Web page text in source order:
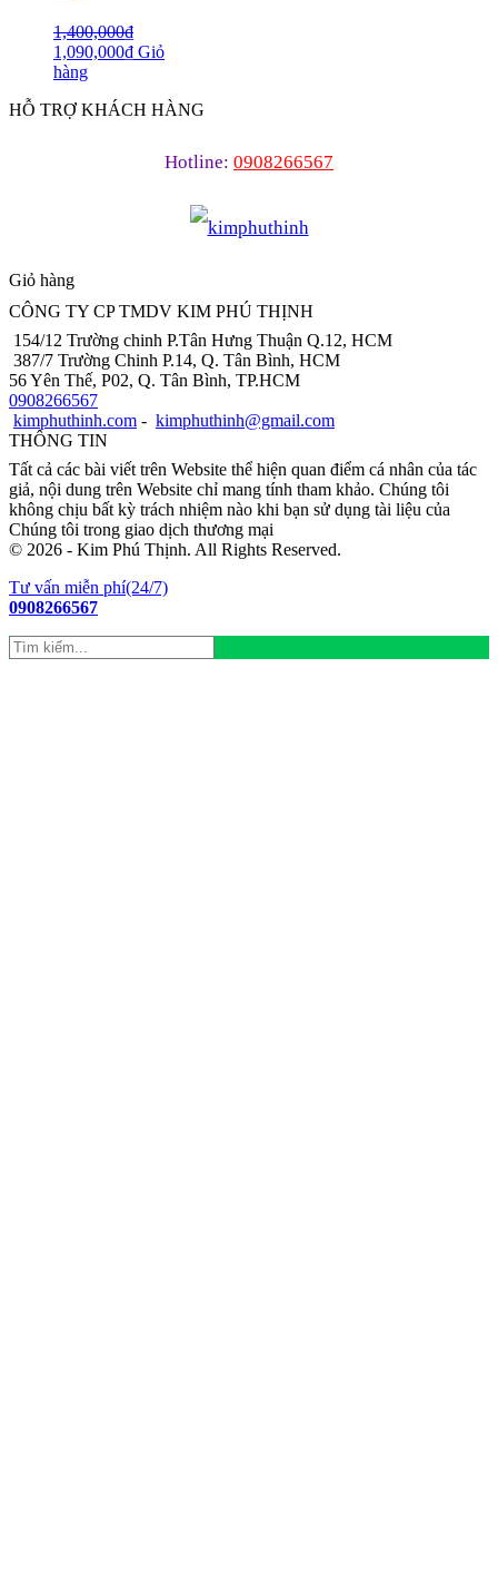
1,400,000₫
1,090,000₫ Giỏ
hàng
HỖ TRỢ KHÁCH HÀNG
Hotline: 0908266567
Giỏ hàng
CÔNG TY CP TMDV KIM PHÚ THỊNH
154/12 Trường chinh P.Tân Hưng Thuận Q.12, HCM
387/7 Trường Chinh P.14, Q. Tân Bình, HCM
56 Yên Thế, P02, Q. Tân Bình, TP.HCM
0908266567
kimphuthinh.com - kimphuthinh@gmail.com
THÔNG TIN
Tất cả các bài viết trên Website thể hiện quan điểm cá nhân của tác
giả, nội dung trên Website chỉ mang tính tham khảo. Chúng tôi
không chịu bất kỳ trách nhiệm nào khi bạn sử dụng tài liệu của
Chúng tôi trong giao dịch thương mại
© 2026 - Kim Phú Thịnh. All Rights Reserved.
Tư vấn miễn phí(24/7)
0908266567